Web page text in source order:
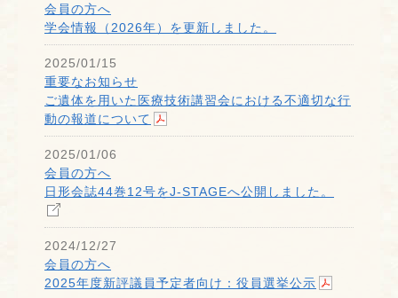
会員の方へ
学会情報（2026年）を更新しました。
2025/01/15
重要なお知らせ
ご遺体を用いた医療技術講習会における不適切な行
動の報道について
2025/01/06
会員の方へ
日形会誌44巻12号をJ-STAGEへ公開しました。
2024/12/27
会員の方へ
2025年度新評議員予定者向け：役員選挙公示